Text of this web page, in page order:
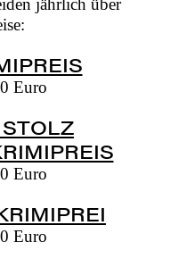
jährlich über
Euro
Euro
Euro